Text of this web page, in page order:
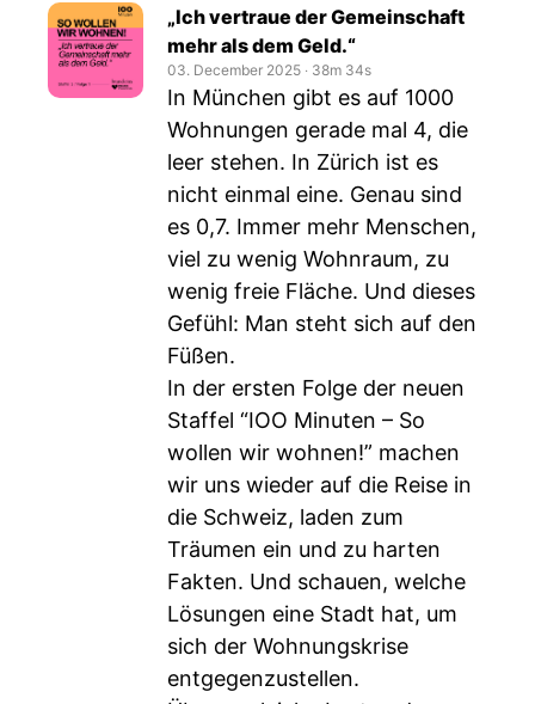
„Ich vertraue der Gemeinschaft
mehr als dem Geld.“
03. December 2025 ‧ 38m 34s
In München gibt es auf 1000
Wohnungen gerade mal 4, die
leer stehen. In Zürich ist es
nicht einmal eine. Genau sind
es 0,7. Immer mehr Menschen,
viel zu wenig Wohnraum, zu
wenig freie Fläche. Und dieses
Gefühl: Man steht sich auf den
Füßen.
In der ersten Folge der neuen
Staffel “IOO Minuten – So
wollen wir wohnen!” machen
wir uns wieder auf die Reise in
die Schweiz, laden zum
Träumen ein und zu harten
Fakten. Und schauen, welche
Lösungen eine Stadt hat, um
sich der Wohnungskrise
entgegenzustellen.